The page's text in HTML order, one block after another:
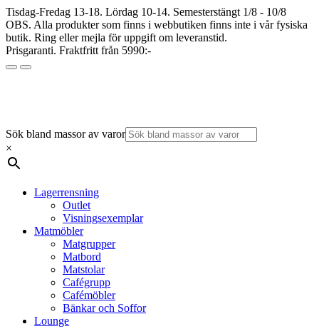
Tisdag-Fredag 13-18. Lördag 10-14. Semesterstängt 1/8 - 10/8
OBS. Alla produkter som finns i webbutiken finns inte i vår fysiska
butik. Ring eller mejla för uppgift om leveranstid.
Prisgaranti. Fraktfritt från 5990:-
Sök bland massor av varor
×
Lagerrensning
Outlet
Visningsexemplar
Matmöbler
Matgrupper
Matbord
Matstolar
Cafégrupp
Cafémöbler
Bänkar och Soffor
Lounge